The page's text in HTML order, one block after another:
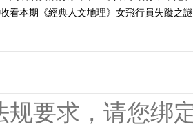
看本期《經典人文地理》女飛行員失蹤之